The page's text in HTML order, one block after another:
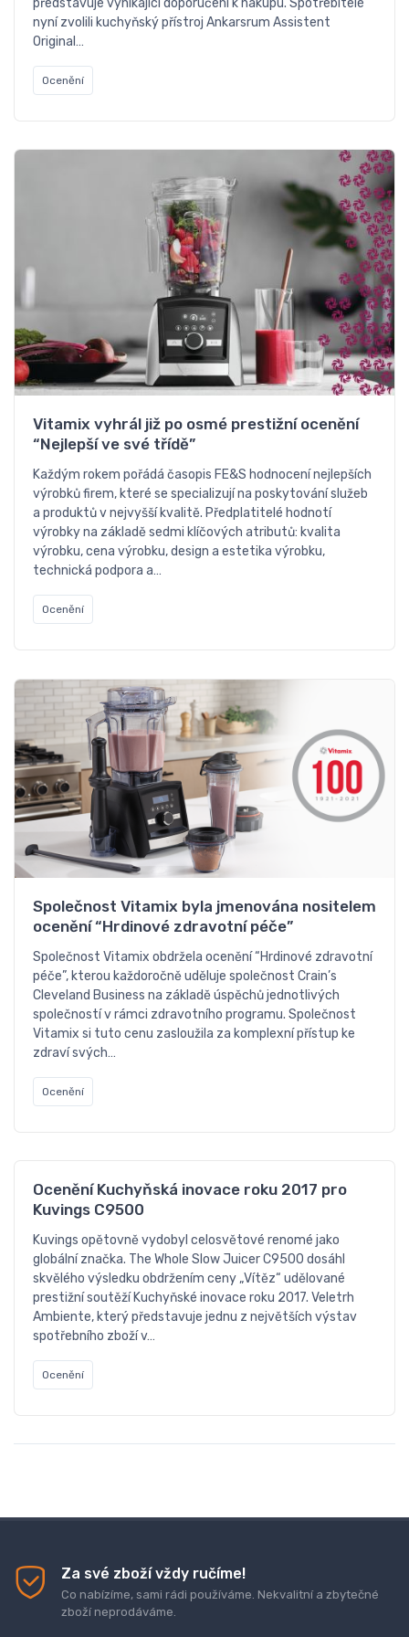
nyní zvolili kuchyňský přístroj Ankarsrum Assistent
Original…
Ocenění
Vitamix vyhrál již po osmé prestižní ocenění
“Nejlepší ve své třídě”
Každým rokem pořádá časopis FE&S hodnocení nejlepších
výrobků firem, které se specializují na poskytování služeb
a produktů v nejvyšší kvalitě. Předplatitelé hodnotí
výrobky na základě sedmi klíčových atributů: kvalita
výrobku, cena výrobku, design a estetika výrobku,
technická podpora a…
Ocenění
Společnost Vitamix byla jmenována nositelem
ocenění “Hrdinové zdravotní péče”
Společnost Vitamix obdržela ocenění “Hrdinové zdravotní
péče”, kterou každoročně uděluje společnost Crain’s
Cleveland Business na základě úspěchů jednotlivých
společností v rámci zdravotního programu. Společnost
Vitamix si tuto cenu zasloužila za komplexní přístup ke
zdraví svých…
Ocenění
Ocenění Kuchyňská inovace roku 2017 pro
Kuvings C9500
Kuvings opětovně vydobyl celosvětové renomé jako
globální značka. The Whole Slow Juicer C9500 dosáhl
skvělého výsledku obdržením ceny „Vítěz“ udělované
prestižní soutěží Kuchyňské inovace roku 2017. Veletrh
Ambiente, který představuje jednu z největších výstav
spotřebního zboží v…
Ocenění
Za své zboží vždy ručíme!
Co nabízíme, sami rádi používáme. Nekvalitní a zbytečné
zboží neprodáváme.